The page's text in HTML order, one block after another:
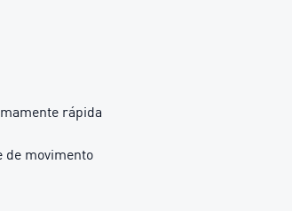
rápida
de movimento